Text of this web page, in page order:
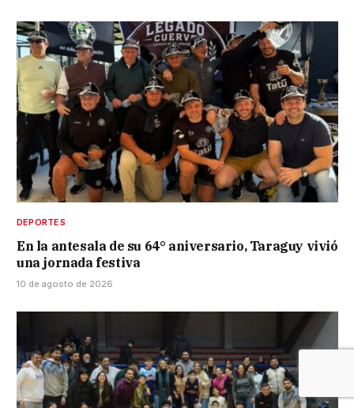
DEPORTES
En la antesala de su 64° aniversario, Taraguy vivió
una jornada festiva
10 de agosto de 2026